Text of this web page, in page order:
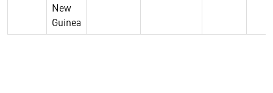
New
Guinea